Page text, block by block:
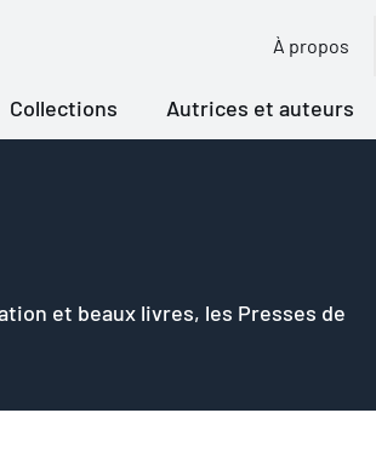
À propos
Collections Autrices et auteurs
et beaux livres, les Presses de